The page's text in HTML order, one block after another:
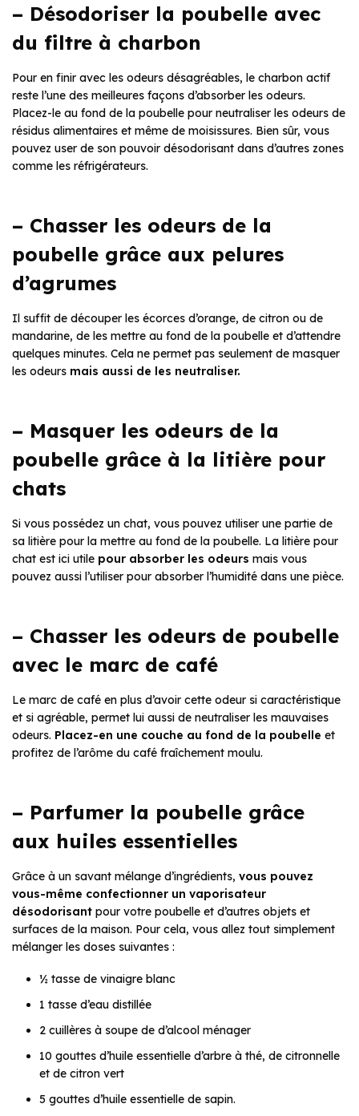
– Désodoriser la poubelle avec
du filtre à charbon
Pour en finir avec les odeurs désagréables, le charbon actif
reste l’une des meilleures façons d’absorber les odeurs.
Placez-le au fond de la poubelle pour neutraliser les odeurs de
résidus alimentaires et même de moisissures. Bien sûr, vous
pouvez user de son pouvoir désodorisant dans d’autres zones
comme les réfrigérateurs.
– Chasser les odeurs de la
poubelle grâce aux pelures
d’agrumes
Il suffit de découper les écorces d’orange, de citron ou de
mandarine, de les mettre au fond de la poubelle et d’attendre
quelques minutes. Cela ne permet pas seulement de masquer
les odeurs mais aussi de les neutraliser.
– Masquer les odeurs de la
poubelle grâce à la litière pour
chats
Si vous possédez un chat, vous pouvez utiliser une partie de
sa litière pour la mettre au fond de la poubelle. La litière pour
chat est ici utile pour absorber les odeurs mais vous
pouvez aussi l’utiliser pour absorber l’humidité dans une pièce.
– Chasser les odeurs de poubelle
avec le marc de café
Le marc de café en plus d’avoir cette odeur si caractéristique
et si agréable, permet lui aussi de neutraliser les mauvaises
odeurs. Placez-en une couche au fond de la poubelle et
profitez de l’arôme du café fraîchement moulu.
– Parfumer la poubelle grâce
aux huiles essentielles
Grâce à un savant mélange d’ingrédients, vous pouvez
vous-même confectionner un vaporisateur
désodorisant pour votre poubelle et d’autres objets et
surfaces de la maison. Pour cela, vous allez tout simplement
mélanger les doses suivantes :
½ tasse de vinaigre blanc
1 tasse d’eau distillée
2 cuillères à soupe de d’alcool ménager
10 gouttes d’huile essentielle d’arbre à thé, de citronnelle
et de citron vert
5 gouttes d’huile essentielle de sapin.